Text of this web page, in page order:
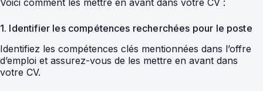
Voici comment les mettre en avant dans votre CV :
1. Identifier les compétences recherchées pour le poste
Identifiez les compétences clés mentionnées dans l’offre
d’emploi et assurez-vous de les mettre en avant dans
votre CV.